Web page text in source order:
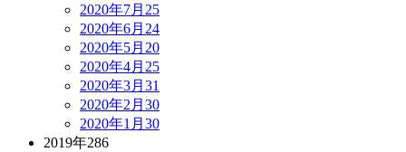
2020年7月 25
2020年6月 24
2020年5月 20
2020年4月 25
2020年3月 31
2020年2月 30
2020年1月 30
2019年286